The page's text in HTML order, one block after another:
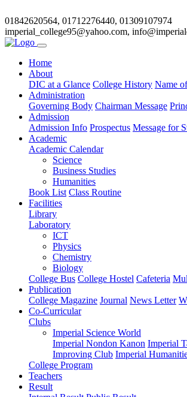
01842620564, 01712276440, 01309107974
imperial_college95@yahoo.com,
Home
About
DIC at a Glance College History Name
Administration
Governing Body Chairman Message
Admission
Admission Info Prospectus Message for
Academic
Academic Calendar
Science
Business Studies
Humanities
Book List Class Routine
Facilities
Library
Laboratory
ICT
Physics
Chemistry
Biology
College Bus College Hostel Cafeteria
Publication
College Magazine Journal News Letter
Co-Curricular
Clubs
Imperial Science World
Imperial Nondon Kanon Imperial
Improving Club Imperial
College Program
Teachers
Result